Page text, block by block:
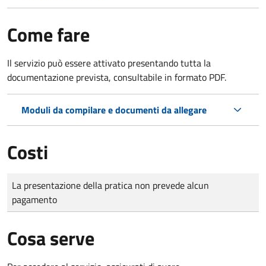
Come fare
Il servizio può essere attivato presentando tutta la
documentazione prevista, consultabile in formato PDF.
Moduli da compilare e documenti da allegare
Costi
Tipo di pagamento
Importo
La presentazione della pratica non prevede alcun
pagamento
Cosa serve